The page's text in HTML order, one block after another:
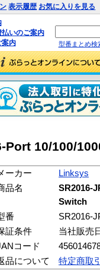
表示履歴 お気に入りを見る
いのご案内
案内
型番まとめ検
10/100/
ーカー
Linksys
品名
SR2016-
Switch
番
SR2016-
証条件
当社販売
コード
品について
特定商取